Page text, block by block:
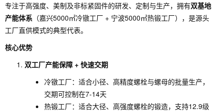
专注于高强度、美制及非标紧固件的研发、定制与生产，拥有双基地
产能体系 （嘉兴5000㎡冷镦工厂 + 宁波5000㎡热锻工厂），是源头
工厂直供模式的典型代表。
核心优势
双工厂产能保障 + 快速交期
冷镦工厂：适合小径、高精度螺栓与螺母的批量生产，
交期可控制在7-14天
热锻工厂：适合大径、高强度螺栓的锻造，支持12.9级